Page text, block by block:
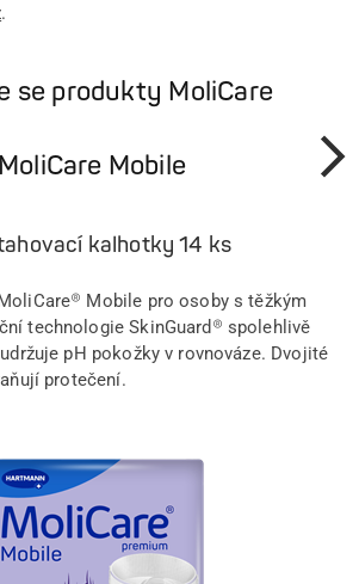
.
se produkty MoliCare
Další
MoliCare Mobile
kalhotky 14 ks
Mobile pro osoby s těžkým
technologie SkinGuard® spolehlivě
pH pokožky v rovnováze. Dvojité
protečení.